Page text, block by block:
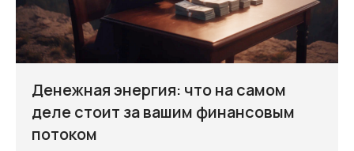
Денежная энергия: что на самом
деле стоит за вашим финансовым
потоком